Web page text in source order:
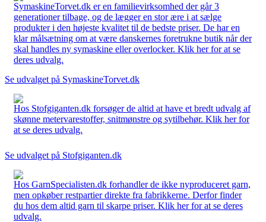
SymaskineTorvet.dk er en familievirksomhed der går 3
generationer tilbage, og de lægger en stor ære i at sælge
produkter i den højeste kvalitet til de bedste priser. De har en
klar målsætning om at være danskernes foretrukne butik når der
skal handles ny symaskine eller overlocker. Klik her for at se
deres udvalg.
Se udvalget på SymaskineTorvet.dk
Hos Stofgiganten.dk forsøger de altid at have et bredt udvalg af
skønne metervarestoffer, snitmønstre og sytilbehør. Klik her for
at se deres udvalg.
Se udvalget på Stofgiganten.dk
Hos GarnSpecialisten.dk forhandler de ikke nyproduceret garn,
men opkøber restpartier direkte fra fabrikkerne. Derfor finder
du hos dem altid garn til skarpe priser. Klik her for at se deres
udvalg.